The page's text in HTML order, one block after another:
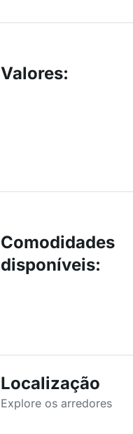
Valores:
Comodidades
disponíveis:
Localização
Explore os arredores